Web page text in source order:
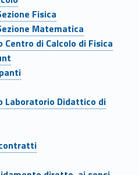
Fisica
Matematica
Centro di Calcolo di Fisica
Laboratorio Didattico di